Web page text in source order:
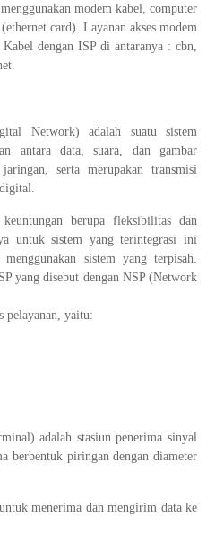
modem kabel, computer
card). Layanan akses modem
dengan ISP di antaranya : cbn,
Network) adalah suatu sistem
antara data, suara, dan gambar
serta merupakan transmisi
berupa fleksibilitas dan
untuk sistem yang terintegrasi ini
sistem yang terpisah.
yang disebut dengan NSP (Network
pelayanan, yaitu:
adalah stasiun penerima sinyal
berbentuk piringan dengan diameter
menerima dan mengirim data ke